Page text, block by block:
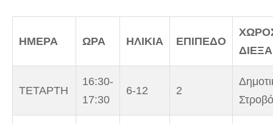
ΗΜΕΡΑ ΩΡΑ ΗΛΙΚΙΑ ΕΠΙΠΕΔΟ
ΤΕΤΑΡΤΗ
16:30-
17:30
6-12 2